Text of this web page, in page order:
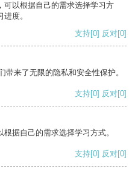
可以根据自己的需求选择学习方
度。
支持[0] 反对[0]
来了无限的隐私和安全性保护。
支持[0] 反对[0]
据自己的需求选择学习方式。
支持[0] 反对[0]